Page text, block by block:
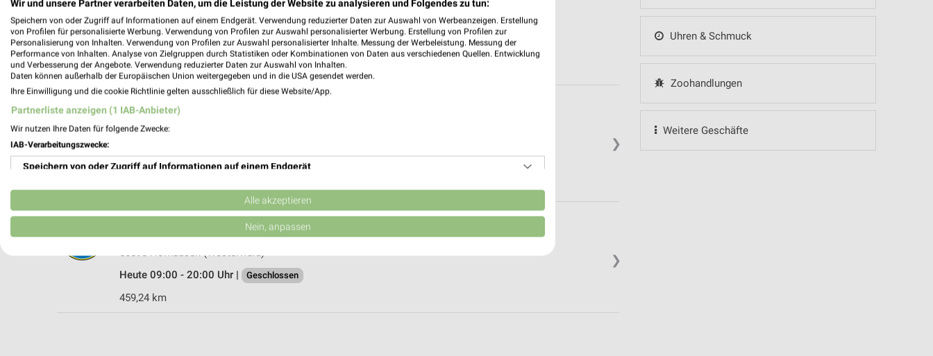
Uhren & Schmuck
Zoohandlungen
Weitere Geschäfte
❯
CENTERSHOP Neustadt (Wied)
53577 Neustadt (Wied)
Heute 09:00 - 19:00 Uhr | Geschlossen
❯
Tedi Horhausen (Westerwald)
Rheinstraße 38
56593 Horhausen (Westerwald)
Heute 09:00 - 20:00 Uhr |
Geschlossen
459,24 km
Wir und unsere Partner verarbeiten Daten, um die Leistung der Website zu analysieren und Folgendes zu tun:
Speichern von oder Zugriff auf Informationen auf einem Endgerät. Verwendung reduzierter Daten zur Auswahl von Werbeanzeigen. Erstellung
von Profilen für personalisierte Werbung. Verwendung von Profilen zur Auswahl personalisierter Werbung. Erstellung von Profilen zur
Personalisierung von Inhalten. Verwendung von Profilen zur Auswahl personalisierter Inhalte. Messung der Werbeleistung. Messung der
Performance von Inhalten. Analyse von Zielgruppen durch Statistiken oder Kombinationen von Daten aus verschiedenen Quellen. Entwicklung
und Verbesserung der Angebote. Verwendung reduzierter Daten zur Auswahl von Inhalten.
Daten können außerhalb der Europäischen Union weitergegeben und in die USA gesendet werden.
Ihre Einwilligung und die cookie Richtlinie gelten ausschließlich für diese Website/App.
Partnerliste anzeigen (1 IAB-Anbieter)
Wir nutzen Ihre Daten für folgende Zwecke:
IAB-Verarbeitungszwecke:
Speichern von oder Zugriff auf Informationen auf einem Endgerät
Verwendung reduzierter Daten zur Auswahl von Werbeanzeigen
Erstellung von Profilen für personalisierte Werbung
Erstellung von Profilen zur Personalisierung von Inhalten
Alle akzeptieren
Nein, anpassen